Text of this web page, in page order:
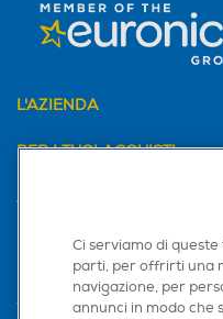
L'AZIENDA
PER I TUOI ACQUISTI
AREA CLIENTI
PRIVACYCi serviamo di
parti, per offrirti una
navigazione, per
annunci in modo che